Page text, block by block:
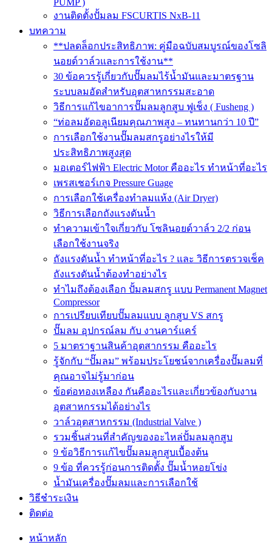
PUMP )
งานติดตั้งปั้มลม FSCURTIS NxB-11
บทความ
**ปลดล็อกประสิทธิภาพ: คู่มือฉบับสมบูรณ์ของโซลิ
นอยด์วาล์วและการใช้งาน**
30 ข้อควรรู้เกี่ยวกับปั๊มลมไร้น้ำมันและมาตรฐาน
ระบบลมอัดสำหรับอุตสาหกรรมสะอาด
วิธีการแก้ไขอาการปั๊มลมลูกสูบ ฟูเช็ง ( Fusheng )
“ท่อลมอัดอลูเนียมคุณภาพสูง – ทนทานกว่า 10 ปี”
การเลือกใช้งานปั๊มลมสกรูอย่างไรให้มี
ประสิทธิภาพสูงสุด
มอเตอร์ไฟฟ้า Electric Motor คืออะไร ทำหน้าที่อะไร
เพรสเชอร์เกจ Pressure Guage
การเลือกใช้เครื่องทำลมแห้ง (Air Dryer)
วิธีการเลือกถังแรงดันน้ำ
ทำความเข้าใจเกี่ยวกับ โซลินอยด์วาล์ว 2/2 ก่อน
เลือกใช้งานจริง
ถังแรงดันน้ำ ทำหน้าที่อะไร ? และ วิธีการตรวจเช็ค
ถังแรงดันน้ำต้องทำอย่างไร
ทำไมถึงต้องเลือก ปั้มลมสกรู แบบ Permanent Magnet
Compressor
การเปรียบเทียบปั๊มลมแบบ ลูกสูบ VS สกรู
ปั๊มลม อุปกรณ์ลม กับ งานคาร์แคร์
5 มาตราฐานสินค้าอุตสากรรม คืออะไร
รู้จักกับ “ปั๊มลม” พร้อมประโยชน์จากเครื่องปั๊มลมที่
คุณอาจไม่รู้มาก่อน
ข้อต่อทองเหลือง กันคืออะไรและเกี่ยวข้องกับงาน
อุตสาหกรรมได้อย่างไร
วาล์วอุตสาหกรรม (Industrial Valve )
รวมชิ้นส่วนที่สำคัญของอะไหล่ปั้มลมลูกสูบ
9 ข้อวิธีการแก้ไขปั๊มลมลูกสูบเบื้องต้น
9 ข้อ ที่ควรรู้ก่อนการติดตั้ง ปั๊มน้ำหอยโข่ง
น้ำมันเครื่องปั๊มลมและการเลือกใช้
วิธีชำระเงิน
ติดต่อ
หน้าหลัก